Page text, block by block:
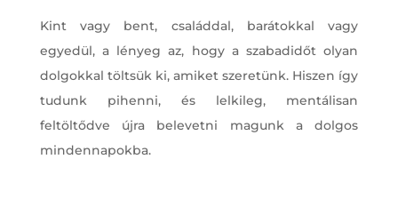
Kint vagy bent, családdal, barátokkal vagy
egyedül, a lényeg az, hogy a szabadidőt olyan
dolgokkal töltsük ki, amiket szeretünk. Hiszen így
tudunk pihenni, és lelkileg, mentálisan
feltöltődve újra belevetni magunk a dolgos
mindennapokba.